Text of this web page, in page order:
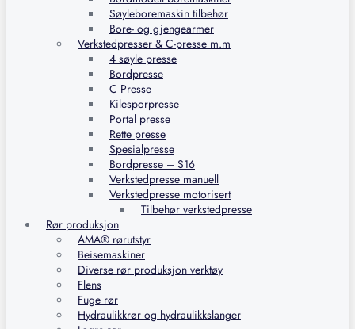
Søyleboremaskin tilbehør
Bore- og gjengearmer
Verkstedpresser & C-presse m.m
4 søyle presse
Bordpresse
C Presse
Kilesporpresse
Portal presse
Rette presse
Spesialpresse
Bordpresse – S16
Verkstedpresse manuell
Verkstedpresse motorisert
Tilbehør verkstedpresse
Rør produksjon
AMA® rørutstyr
Beisemaskiner
Diverse rør produksjon verktøy
Flens
Fuge rør
Hydraulikkrør og hydraulikkslanger